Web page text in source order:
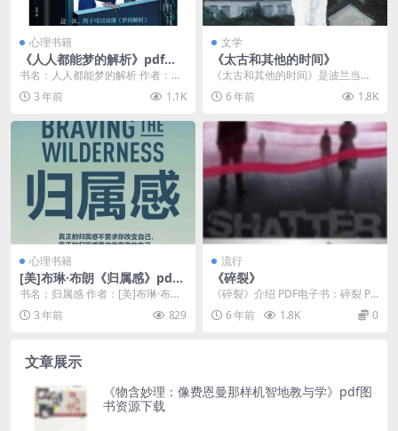
心理书籍
《人人都能梦的解析》pdf电
子书免费下载
书名：人人都能梦的解析 作者：高
铭 出书社：北京联合出书集团 出书
年：2019-...
3 年前 1.1K
文学
《太古和其他的时间》
《太古和其他的时间》是波兰当代
著名作家奥尔加·托卡尔丘克的成名
作。小说共84个章...
6 年前 1.8K
心理书籍
[美]布琳·布朗《归属感》pdf
免费电子书下载
书名：归属感 作者：[美]布琳·布朗
出版社：中信出版社 译者：邓樱 出
版年：2...
3 年前 829
流行
《碎裂》
《碎裂》介绍 PDF电子书：碎裂 PD
F电子书作者：[澳]迈克尔·罗伯森 出
书社...6 年前 1.8K 0
文章展示
《物含妙理：像费恩曼那样机智地教与学》pdf图
书资源下载